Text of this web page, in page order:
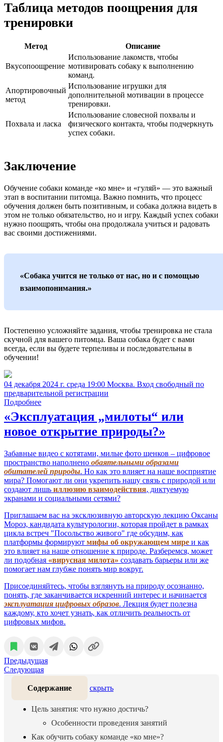
Таблица методов поощрения для
тренировки
Метод Описание
Вкусопоощрение
Использование лакомств, чтобы
мотивировать собаку к выполнению
команд.
Апортировочный
метод
Использование игрушки для
дополнительной мотивации в процессе
тренировки.
Похвала и ласка
Использование словесной похвалы и
физического контакта, чтобы подчеркнуть
успех собаки.
Заключение
Обучение собаки команде «ко мне» и «гуляй» — это важный
этап в воспитании питомца. Важно помнить, что процесс
обучения должен быть позитивным, и собака должна видеть в
этом не только обязательство, но и игру. Каждый успех собаки
нужно поощрять, чтобы она продолжала учиться и радовать
вас своими достижениями.
«Собака учится не только от нас, но и с помощью
взаимопонимания.»
Постепенно усложняйте задания, чтобы тренировка не стала
скучной для вашего питомца. Ваша собака будет с вами
всегда, если вы будете терпеливы и последовательны в
обучении!
04 декабря 2024 г. среда 19:00 Москва. Вход свободный по
предварительной регистрации
Подробнее
«Эксплуатация „милоты“ или
новое открытие природы?»
Забавные видео с котятами, милые фото щенков – цифровое
пространство наполнено обаятельными образами
обитателей природы. Но как это влияет на наше восприятие
мира? Помогают ли они укрепить нашу связь с природой или
создают лишь иллюзию взаимодействия, диктуемую
экранами и социальными сетями?
Приглашаем вас на эксклюзивную авторскую лекцию Оксаны
Мороз, кандидата культурологии, которая пройдет в рамках
цикла встреч "Посольство живого" где обсудим, как
платформы формируют мифы об окружающем мире и как
это влияет на наше отношение к природе. Разберемся, может
ли подобная «вирусная милота» создавать барьеры или же
помогает нам глубже понять мир вокруг.
Присоединяйтесь, чтобы взглянуть на природу осознанно,
понять, где заканчивается искренний интерес и начинается
эксплуатация цифровых образов. Лекция будет полезна
каждому, кто хочет узнать, как отличить реальность от
цифровых мифов.
Предыдущая
Следующая
Содержание скрыть
Цель занятия: что нужно достичь?
Особенности проведения занятий
Как обучить собаку команде «ко мне»?